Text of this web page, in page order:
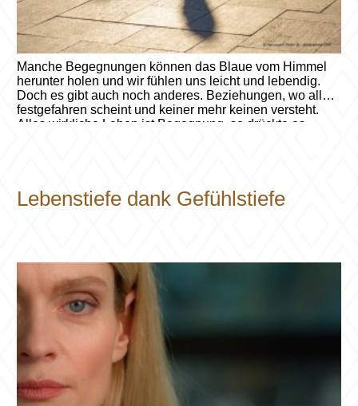
Manche Begegnungen können das Blaue vom Himmel
herunter holen und wir fühlen uns leicht und lebendig.
Doch es gibt auch noch anderes. Beziehungen, wo alles
festgefahren scheint und keiner mehr keinen versteht.
Alles wirkliche Leben ist Begegnung, so drückte es
Freundschaften etc.) aus der Sicht des Enneagramms.
Artikel auf Coaching-Persoenlichkeitsentwicklung.ch
Lebenstiefe dank Gefühlstiefe